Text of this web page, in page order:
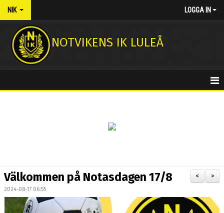
NIK LOGGA IN
NOTVIKENS IK LULEÅ
NOTASSHOPEN
FOTBOLLSSKOLA 2026
>
<
Välkommen på Notasdagen 17/8
2024-08-17 06:55